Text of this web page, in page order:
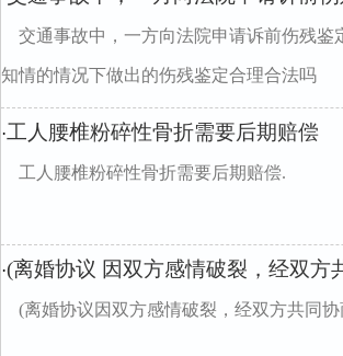
交通事故中，一方向法院申请诉前伤残
知情的情况下做出的伤残鉴定合理合法吗
·工人腰椎粉碎性骨折需要后期赔偿
工人腰椎粉碎性骨折需要后期赔偿.
·(离婚协议 因双方感情破裂，经双方
(离婚协议因双方感情破裂，经双方共同